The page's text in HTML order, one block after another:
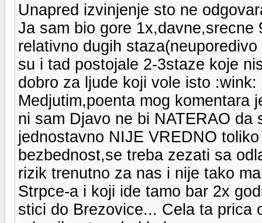
Unapred izvinjenje sto ne
Ja sam bio gore
relativno dugih
su i tad postojale 2-3staze koje
dobro za ljude koji vole isto :wink:
Medjutim,poenta mog komentara
ni sam Djavo ne bi NATERAO da
jednostavno NIJE VREDNO
bezbednost,se treba zezati sa
rizik trenutno za nas i nije tako
Strpce-a i koji ide tamo bar 2x
stici do Brezovice... Cela ta prica